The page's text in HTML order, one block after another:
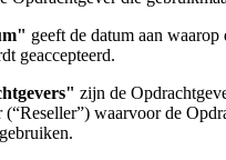
geeft de datum aan
geaccepteerd.
" zijn de
(“Reseller”) waarvoor de